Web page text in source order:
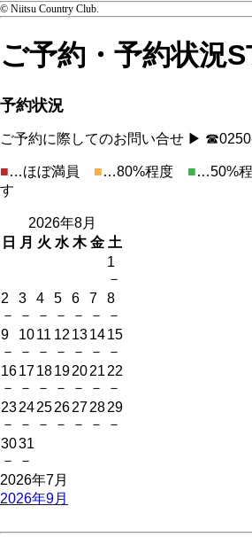
© Niitsu Country Club.
ご予約・予約状況
予約状況
ご予約に際してのお問い合せ ▶
■…ほぼ満員 ■…80%程度 ■…50%
す
2026年8月
日
月 火 水 木 金 土
1
－
2
－
3
－
4
－
5
－
6
－
7
－
8
－
9
－
10
－
11
－
12
－
13
－
14
－
15
－
16
－
17
－
18
－
19
－
20
－
21
－
22
－
23
－
24
－
25
－
26
－
27
－
28
－
29
－
30
－
31
－
2026年7月
2026年9月